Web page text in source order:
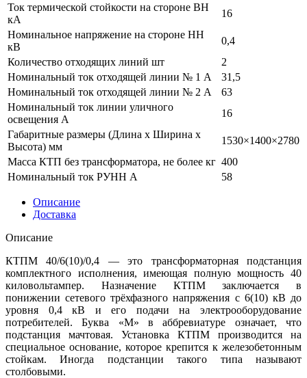
Ток термической стойкости на стороне ВН
кА
16
Номинальное напряжение на стороне НН
кВ
0,4
Количество отходящих линий шт
2
Номинальный ток отходящей линии № 1 А
31,5
Номинальный ток отходящей линии № 2 А
63
Номинальный ток линии уличного
освещения А
16
Габаритные размеры (Длина х Ширина х
Высота) мм
1530×1400×2780
Масса КТП без трансформатора, не более кг 400
Номинальный ток РУНН А
58
Описание
Доставка
Описание
КТПМ 40/6(10)/0,4 — это трансформаторная подстанция
комплектного исполнения, имеющая полную мощность 40
киловольтампер. Назначение КТПМ заключается в
понижении сетевого трёхфазного напряжения с 6(10) кВ до
уровня 0,4 кВ и его подачи на электрооборудование
потребителей. Буква «М» в аббревиатуре означает, что
подстанция мачтовая. Установка КТПМ производится на
специальное основание, которое крепится к железобетонным
стойкам. Иногда подстанции такого типа называют
столбовыми.